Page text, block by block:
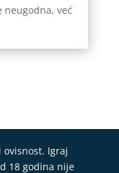
već
ovisnost. Igraj
18 godina nije